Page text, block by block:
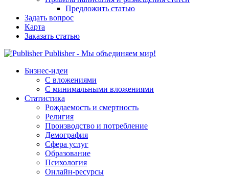
Предложить статью
Задать вопрос
Карта
Заказать статью
Publisher - Мы объединяем мир!
Бизнес-идеи
С вложениями
С минимальными вложениями
Статистика
Рождаемость и смертность
Религия
Производство и потребление
Демография
Сфера услуг
Образование
Психология
Онлайн-ресурсы